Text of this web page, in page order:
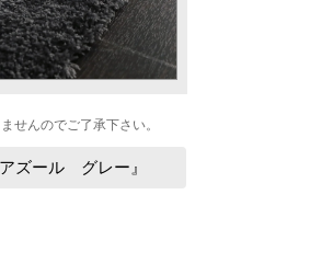
せんのでご了承下さい。
ズール グレー』